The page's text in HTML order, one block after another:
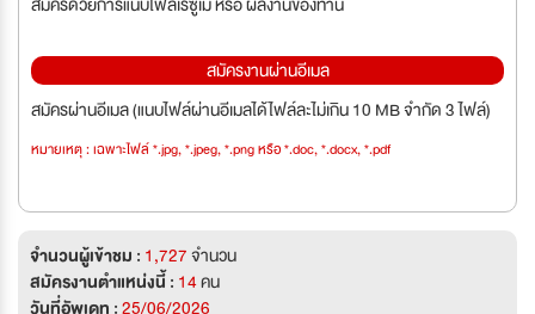
สมัครงานผ่านอีเมล
สมัครผ่านอีเมล (แนบไฟล์ผ่านอีเมลได้ไฟล์ละไม่เกิน 10 MB จำกัด 3 ไฟล์)
หมายเหตุ : เฉพาะไฟล์ *.jpg, *.jpeg, *.png หรือ *.doc, *.docx, *.pdf
จำนวนผู้เข้าชม : 1,727จำนวน
สมัครงานตำแหน่งนี้ : 14คน
วันที่อัพเดท :25/06/2026